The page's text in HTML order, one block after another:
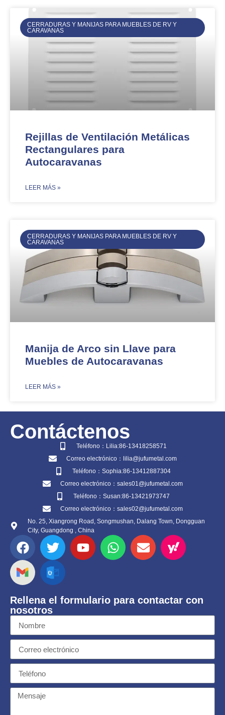
CERRADURAS Y MANIJAS PARA MUEBLES DE RV Y
CARAVANAS
Rejillas de Ventilación Metálicas
Rectangulares para
Autocaravanas
​LEER MÁS »
CERRADURAS Y MANIJAS PARA MUEBLES DE RV Y
CARAVANAS
Manija de Arco sin Llave para
Muebles de Autocaravanas​​
​LEER MÁS »
Contáctenos
Teléfono：Lilia:86-13418258571
Correo electrónico：lilia@jufumetal.com
Teléfono：Sophia:86-13412887304
Correo electrónico：sales01@jufumetal.com
Teléfono：Susan:86-13421973747
Correo electrónico：sales02@jufumetal.com
No. 25, Xiangrong Road, Songmushan, Dalang Town, Dongguan
City, Guangdong , China
Rellena el formulario para contactar con
nosotros